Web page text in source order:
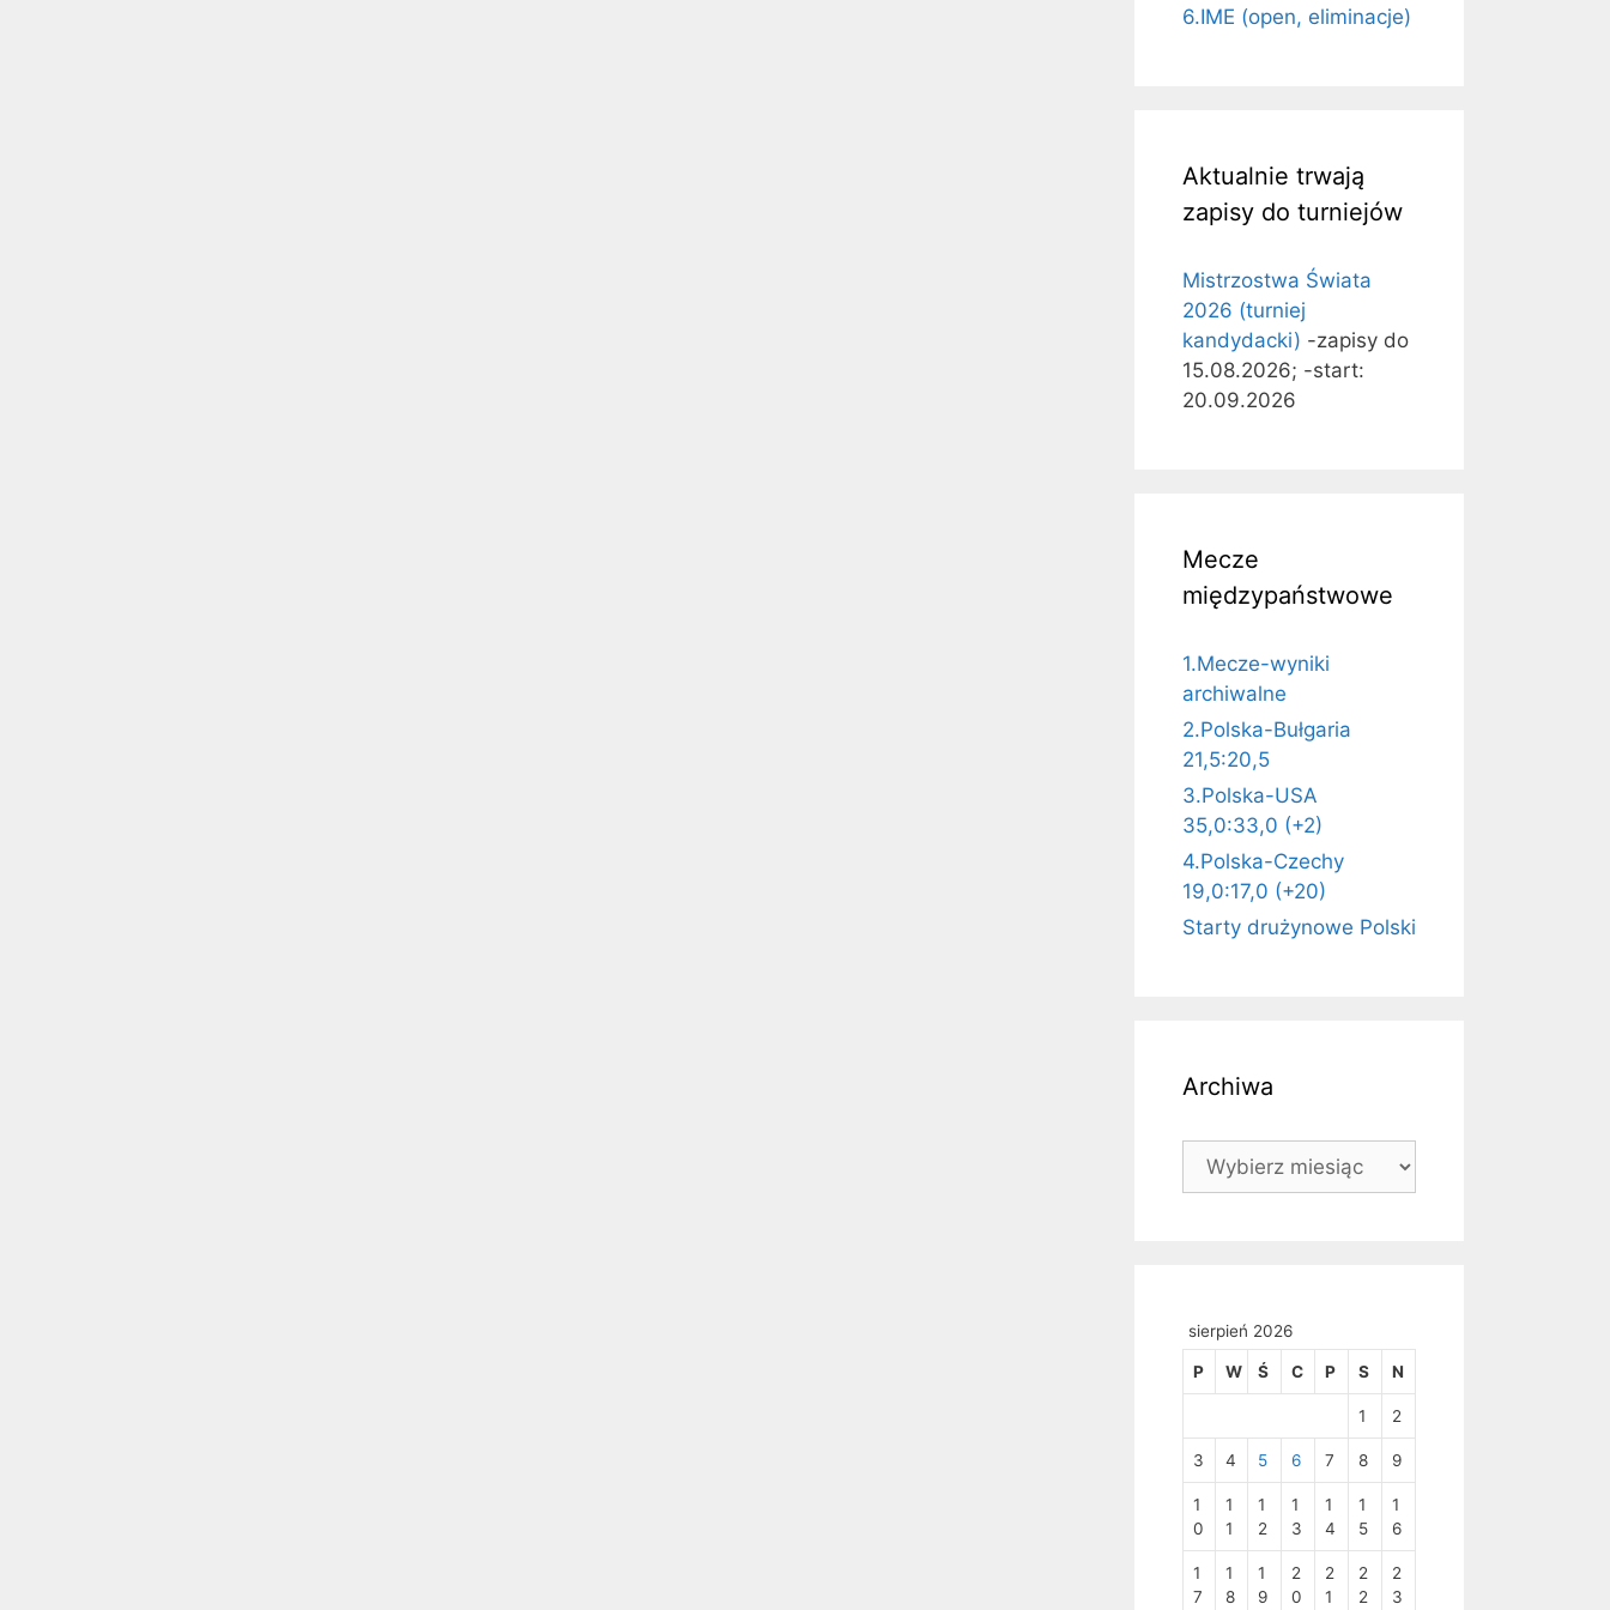
6.IME (open, eliminacje)
Aktualnie trwają
zapisy do turniejów
Mistrzostwa Świata
2026 (turniej
kandydacki) -zapisy do
15.08.2026; -start:
20.09.2026
Mecze
międzypaństwowe
1.Mecze-wyniki
archiwalne
2.Polska-Bułgaria
21,5:20,5
3.Polska-USA
35,0:33,0 (+2)
4.Polska-Czechy
19,0:17,0 (+20)
Starty drużynowe Polski
Archiwa
Archiwa
sierpień 2026
P W Ś C P S N
1 2
3 4 5 6 7 8 9
1
0
1
1
1
2
1
3
1
4
1
5
1
6
1
7
1
8
1
9
2
0
2
1
2
2
2
3